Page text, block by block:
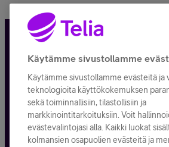
Tietosuoja ja -turva
Tilauksen peruuttaminen
Käyttöehdot
Evästeiden käyttö
Käytämme sivustollamme
Käytämme sivustollamme evästeitä ja
teknologioita käyttökokemuksen
sekä toiminnallisiin, tilastollisiin ja
markkinointitarkoituksiin. Voit
evästevalintojasi alla. Kaikki luokat
kolmansien osapuolien evästeitä ja